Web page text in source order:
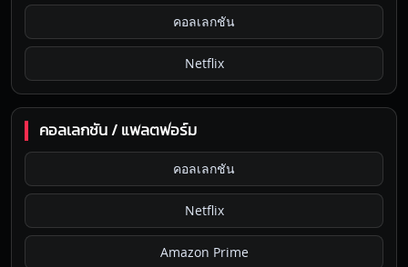
คอลเลกชัน
Netflix
คอลเลกชัน / แพลตฟอร์ม
คอลเลกชัน
Netflix
Amazon Prime